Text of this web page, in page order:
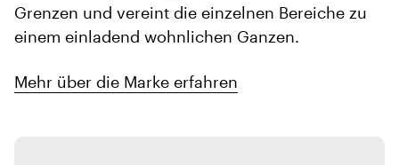
Grenzen und vereint die einzelnen Bereiche zu
einem einladend wohnlichen Ganzen.
Mehr über die Marke erfahren